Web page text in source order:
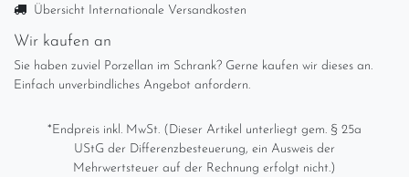
Übersicht Internationale Versandkosten
Wir kaufen an
Sie haben zuviel Porzellan im Schrank? Gerne kaufen wir dieses an.
Einfach unverbindliches Angebot anfordern.
*Endpreis inkl. MwSt. (Dieser Artikel unterliegt gem. § 25a
UStG der Differenzbesteuerung, ein Ausweis der
Mehrwertsteuer auf der Rechnung erfolgt nicht.)